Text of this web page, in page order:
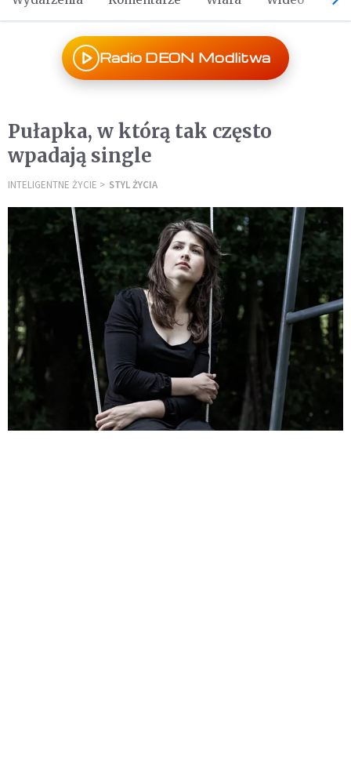
Radio DEON Modlitwa
Pułapka, w którą tak często
wpadają single
INTELIGENTNE ŻYCIE STYL ŻYCIA